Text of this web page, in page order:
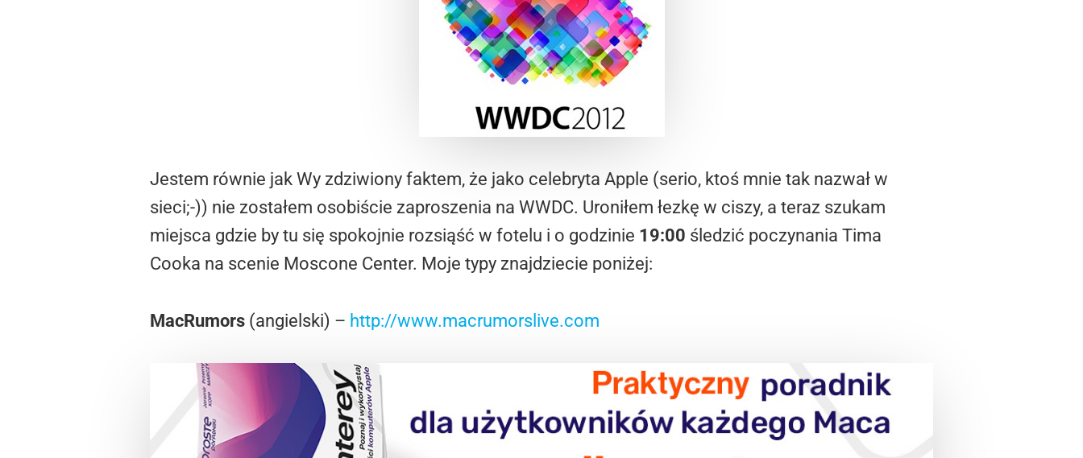
Jestem równie jak Wy zdziwiony faktem, że jako celebryta Apple (serio, ktoś mnie tak nazwał w
sieci;-)) nie zostałem osobiście zaproszenia na WWDC. Uroniłem łezkę w ciszy, a teraz szukam
miejsca gdzie by tu się spokojnie rozsiąść w fotelu i o godzinie 19:00 śledzić poczynania Tima
Cooka na scenie Moscone Center. Moje typy znajdziecie poniżej:
MacRumors (angielski) – http://www.macrumorslive.com